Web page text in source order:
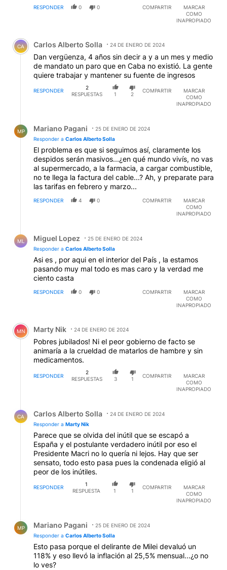
RESPONDER 0 0 COMPARTIR
MARCAR
COMO
INAPROPIADO
Comentario de Carlos Alberto Solla.
CA Carlos Alberto Solla 24 DE ENERO DE 2024
Dan vergüenza, 4 años sin decir a y a un mes y medio
de mandato un paro que en Caba no existió. La gente
quiere trabajar y mantener su fuente de ingresos
RESPONDER
2
RESPUESTAS
1 2
COMPARTIR
MARCAR
COMO
INAPROPIADO
MP Mariano Pagani
25 DE ENERO DE 2024
Responder a Carlos Alberto Solla
El problema es que si seguimos así, claramente los
despidos serán masivos...¿en qué mundo vivís, no vas
al supermercado, a la farmacia, a cargar combustible,
no te llega la factura del cable...? Ah, y preparate para
las tarifas en febrero y marzo...
RESPONDER 4 0 COMPARTIR
MARCAR
COMO
INAPROPIADO
ML Miguel Lopez
25 DE ENERO DE 2024
Responder a Carlos Alberto Solla
Asi es , por aqui en el interior del País , la estamos
pasando muy mal todo es mas caro y la verdad me
ciento casta
RESPONDER 0 0 COMPARTIR
MARCAR
COMO
INAPROPIADO
Comentario de Marty Nik.
MN Marty Nik 24 DE ENERO DE 2024
Pobres jubilados! Ni el peor gobierno de facto se
animaría a la crueldad de matarlos de hambre y sin
medicamentos.
RESPONDER
2
RESPUESTAS
3 1
COMPARTIR
MARCAR
COMO
INAPROPIADO
CA Carlos Alberto Solla
24 DE ENERO DE 2024
Responder a Marty Nik
Parece que se olvida del inútil que se escapó a
España y el postulante verdadero inútil por eso el
Presidente Macri no lo quería ni lejos. Hay que ser
sensato, todo esto pasa pues la condenada eligió al
peor de los inútiles.
RESPONDER
1
RESPUESTA
1 1
COMPARTIR
MARCAR
COMO
INAPROPIADO
MP Mariano Pagani
25 DE ENERO DE 2024
Responder a Carlos Alberto Solla
Esto pasa porque el delirante de Milei devaluó un
118% y eso llevó la inflación al 25,5% mensual...¿o no
lo ves?